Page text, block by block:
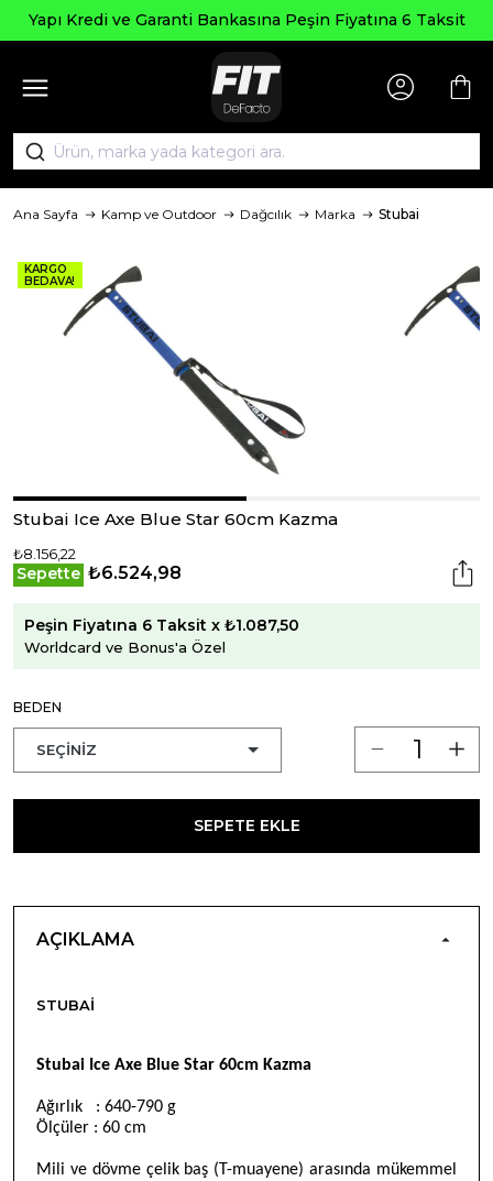
Yapı Kredi ve Garanti Bankasına Peşin Fiyatına 6 Taksit
Ana Sayfa Kamp ve Outdoor Dağcılık Marka Stubai
KARGO
BEDAVA!
Stubai Ice Axe Blue Star 60cm Kazma
₺8.156,22
Sepette ₺6.524,98
Peşin Fiyatına 6 Taksit x ₺1.087,50
Worldcard ve Bonus'a Özel
BEDEN
SEPETE EKLE
AÇIKLAMA
STUBAI
Stubai Ice Axe Blue Star 60cm Kazma
Ağırlık : 640-790 g
Ölçüler : 60 cm
Mili ve dövme çelik baş (T-muayene) arasında mükemmel